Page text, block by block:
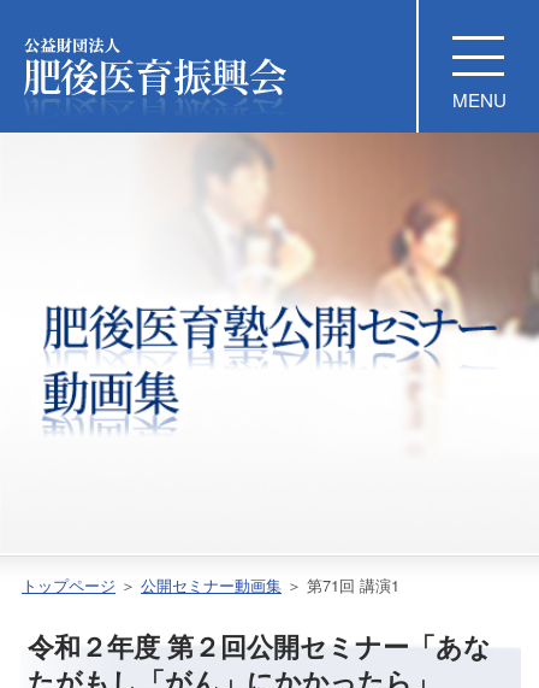
公益財団法人 肥後医育振興
トップページ ＞ 公開セミナー動画集 ＞ 第71回 講演1
令和２年度 第２回公開セミナー「あな